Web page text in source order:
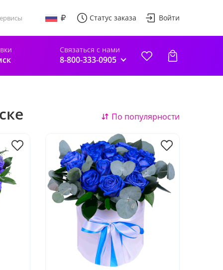
Статус заказа Войти
Связаться с нами
8-800-333-0905
По популярности